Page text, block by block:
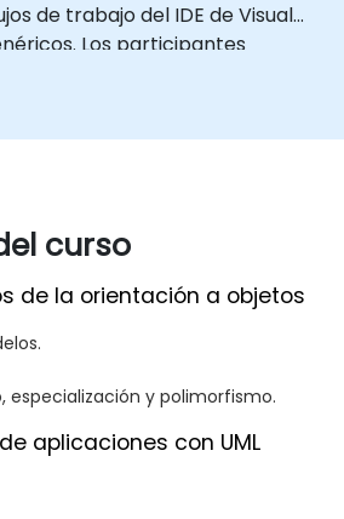
de trabajo del IDE de Visual
Los participantes
empresariales utilizando
complejas y equipos de
curso
de la orientación a objetos
especialización y polimorfismo.
aplicaciones con UML